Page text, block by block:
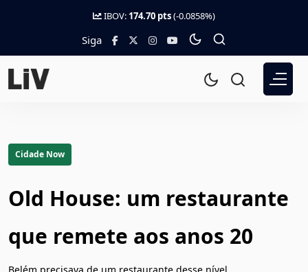
IBOV: 174.70 pts(-0.0858%)
Siga
Cidade Now
Old House: um restaurante
que remete aos anos 20